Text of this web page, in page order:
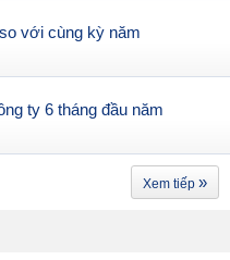
với cùng kỳ năm
ty 6 tháng đầu năm
Xem tiếp »